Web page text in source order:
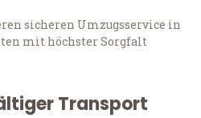
sicheren Umzugsservice in
mit höchster Sorgfalt
Transport